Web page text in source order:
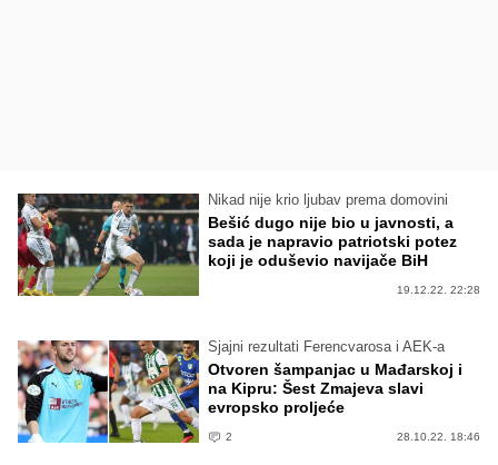
Nikad nije krio ljubav prema domovini
Bešić dugo nije bio u javnosti, a
sada je napravio patriotski potez
koji je oduševio navijače BiH
19.12.22. 22:28
Sjajni rezultati Ferencvarosa i AEK-a
Otvoren šampanjac u Mađarskoj i
na Kipru: Šest Zmajeva slavi
evropsko proljeće
2 28.10.22. 18:46